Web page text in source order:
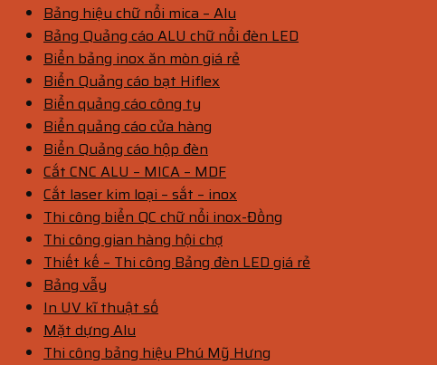
Bảng hiệu chữ nổi mica – Alu
Bảng Quảng cáo ALU chữ nổi đèn LED
Biển bảng inox ăn mòn giá rẻ
Biển Quảng cáo bạt Hiflex
Biển quảng cáo công ty
Biển quảng cáo cửa hàng
Biển Quảng cáo hộp đèn
Cắt CNC ALU – MICA – MDF
Cắt laser kim loại – sắt – inox
Thi công biển QC chữ nổi inox-Đồng
Thi công gian hàng hội chợ
Thiết kế – Thi công Bảng đèn LED giá rẻ
Bảng vẫy
In UV kĩ thuật số
Mặt dựng Alu
Thi công bảng hiệu Phú Mỹ Hưng